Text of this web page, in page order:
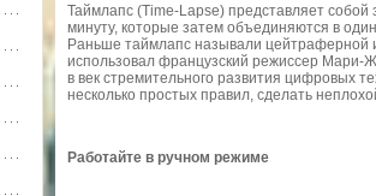
Таймлапс (Time-Lapse) представляет
минуту, которые затем объединяются в
Раньше таймлапс называли цейтраферной
использовал французский режиссер
в век стремительного развития цифровых
несколько простых правил, сделать
Работайте в ручном режиме